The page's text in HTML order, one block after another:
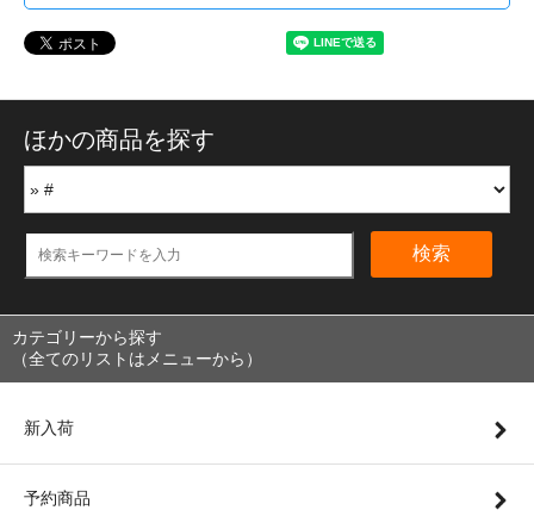
ほかの商品を探す
検索
カテゴリーから探す
（全てのリストはメニューから）
新入荷
予約商品